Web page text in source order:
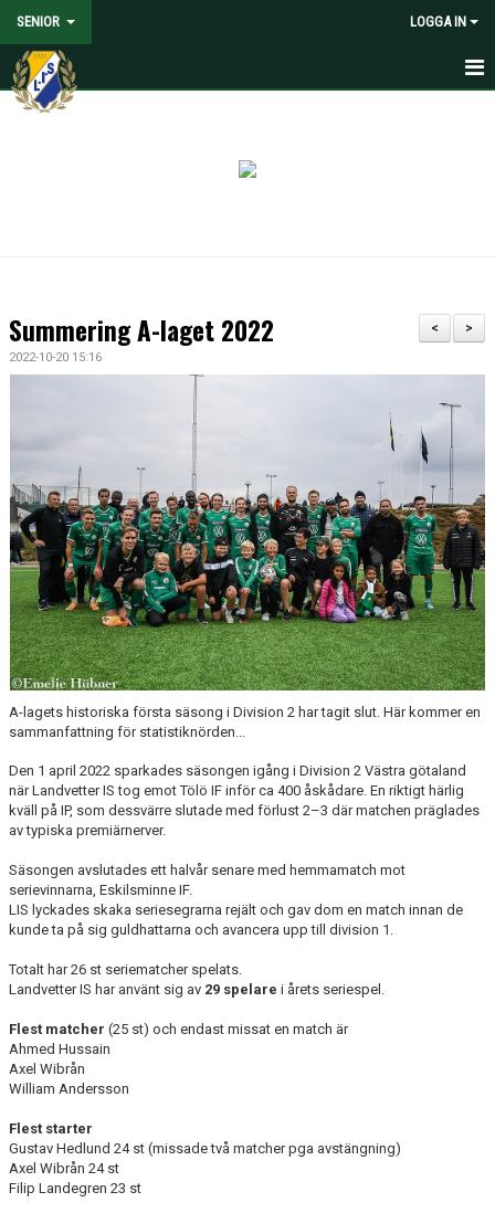
SENIOR LOGGA IN
HEM
MEDIA
>
<
Summering A-laget 2022
2022-10-20 15:16
A-lagets historiska första säsong i Division 2 har tagit slut. Här kommer en
sammanfattning för statistiknörden...
Den 1 april 2022 sparkades säsongen igång i Division 2 Västra götaland
när Landvetter IS tog emot Tölö IF inför ca 400 åskådare. En riktigt härlig
kväll på IP, som dessvärre slutade med förlust 2–3 där matchen präglades
av typiska premiärnerver.
Säsongen avslutades ett halvår senare med hemmamatch mot
serievinnarna, Eskilsminne IF.
LIS lyckades skaka seriesegrarna rejält och gav dom en match innan de
kunde ta på sig guldhattarna och avancera upp till division 1.
Totalt har 26 st seriematcher spelats.
Landvetter IS har använt sig av 29 spelare i årets seriespel.
Flest matcher (25 st) och endast missat en match är
Ahmed Hussain
Axel Wibrån
William Andersson
Flest starter
Gustav Hedlund 24 st (missade två matcher pga avstängning)
Axel Wibrån 24 st
Filip Landegren 23 st